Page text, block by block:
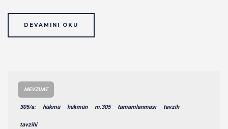
DEVAMINI OKU
MEVZUAT
305/a: hükmü hükmün m.305 tamamlanması tavzih
tavzihi